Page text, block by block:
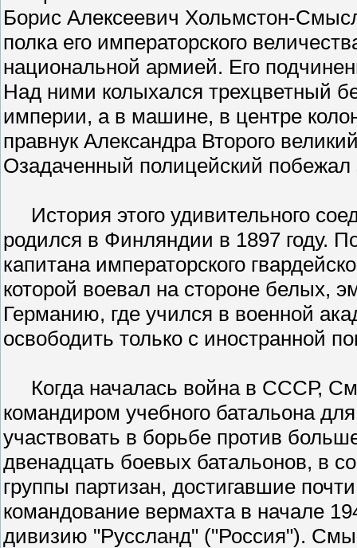
Борис Алексеевич Хольмстон-
полка его императорского
национальной армией. Его
Над ними колыхался трехцветный
империи, а в машине, в центре
правнук Александра Второго
Озадаченный полицейский побежал
История этого удивительного
родился в Финляндии в 1897 году.
капитана императорского
которой воевал на стороне белых,
Германию, где учился в военной
освободить только с иностранной
Когда началась война в СССР,
командиром учебного батальона
участвовать в борьбе против
двенадцать боевых батальонов, в
группы партизан, достигавшие
командование вермахта в начале
дивизию "Руссланд" ("Россия").